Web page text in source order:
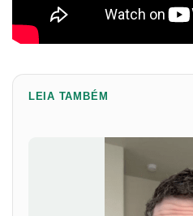
LEIA TAMBÉM